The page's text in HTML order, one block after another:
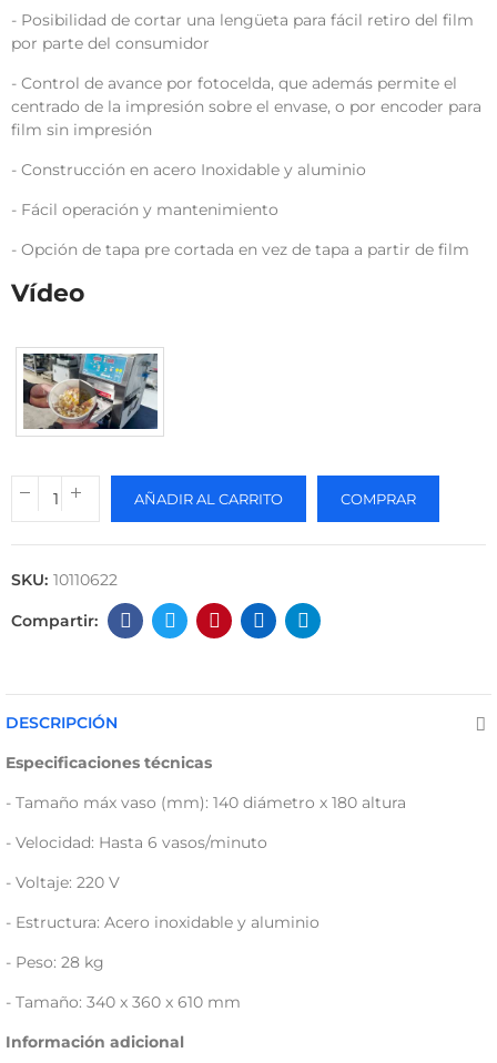
- Posibilidad de cortar una lengüeta para fácil retiro del film
por parte del consumidor
- Control de avance por fotocelda, que además permite el
centrado de la impresión sobre el envase, o por encoder para
film sin impresión
- Construcción en acero Inoxidable y aluminio
- Fácil operación y mantenimiento
- Opción de tapa pre cortada en vez de tapa a partir de film
Vídeo
AÑADIR AL CARRITO COMPRAR
SKU: 10110622
DESCRIPCIÓN
Especificaciones técnicas
- Tamaño máx vaso (mm): 140 diámetro x 180 altura
- Velocidad: Hasta 6 vasos/minuto
- Voltaje: 220 V
- Estructura: Acero inoxidable y aluminio
- Peso: 28 kg
- Tamaño: 340 x 360 x 610 mm
Información adicional